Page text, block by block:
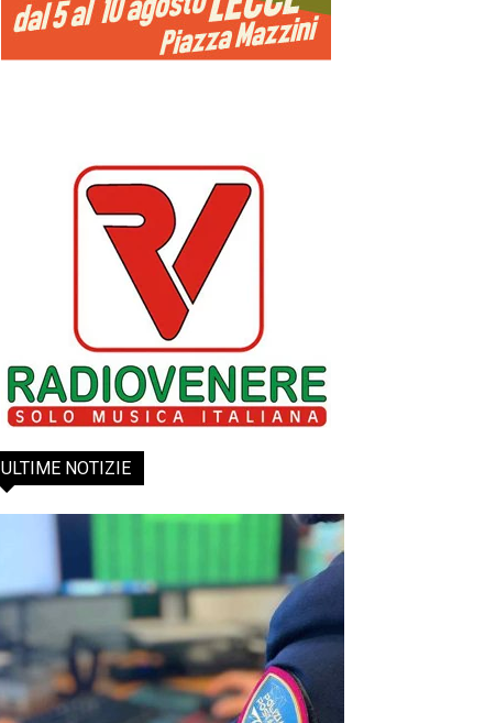
ULTIME NOTIZIE